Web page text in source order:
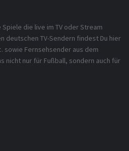
die live im TV oder Stream
deutschen TV-Sendern findest Du hier
sowie Fernsehsender aus dem
nicht nur für Fußball, sondern auch für